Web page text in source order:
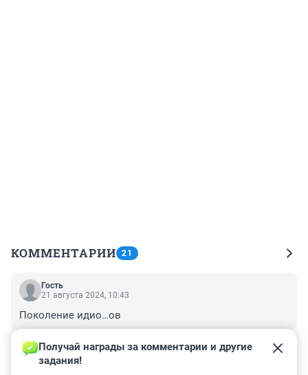
КОММЕНТАРИИ 21
Гость
21 августа 2024, 10:43
Поколение идио…ов
–0
Гость
Получай награды за комментарии и другие
задания!